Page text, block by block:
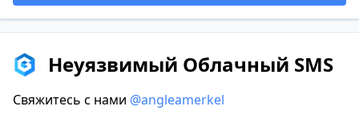
Неуязвимый Облачный SMS
Свяжитесь с нами @angleamerkel